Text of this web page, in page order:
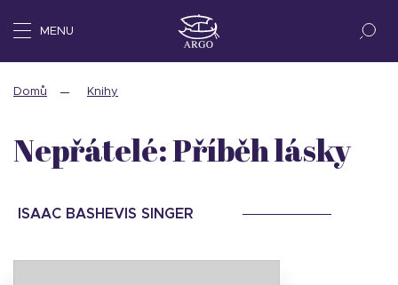
MENU
Domů Knihy
Nepřátelé: Příběh lásky
ISAAC BASHEVIS SINGER